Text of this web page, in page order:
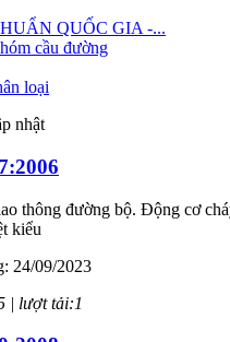
QUỐC GIA -...
cầu đường
loại
nhật
thông đường bộ. Động cơ
kiểu
24/09/2023
| lượt tải:1